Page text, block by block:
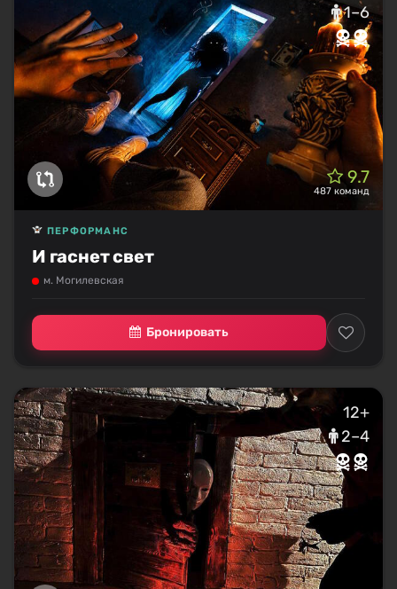
1–6
9.7
487 команд
И гаснет свет
ПЕРФОРМАНС
м. Могилевская
Бронировать
12+
2–4